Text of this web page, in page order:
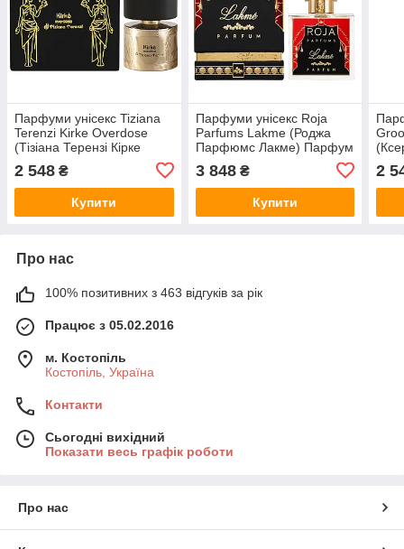
Парфуми унісекс Tiziana
Terenzi Kirke Overdose
(Тізіана Терензі Кірке
Овердоз) Парфум 100 ml/
мл
2 548 ₴
Купити
Парфуми унісекс Roja
Parfums Lakme (Роджа
Парфюмс Лакме) Парфум
3 848₴
Купити
2
Про нас
100% позитивних з 463 відгуків за рік
Працює з 05.02.2016
м. Костопіль
Костопіль, Україна
Контакти
Сьогодні вихідний
Показати весь графік роботи
Про нас